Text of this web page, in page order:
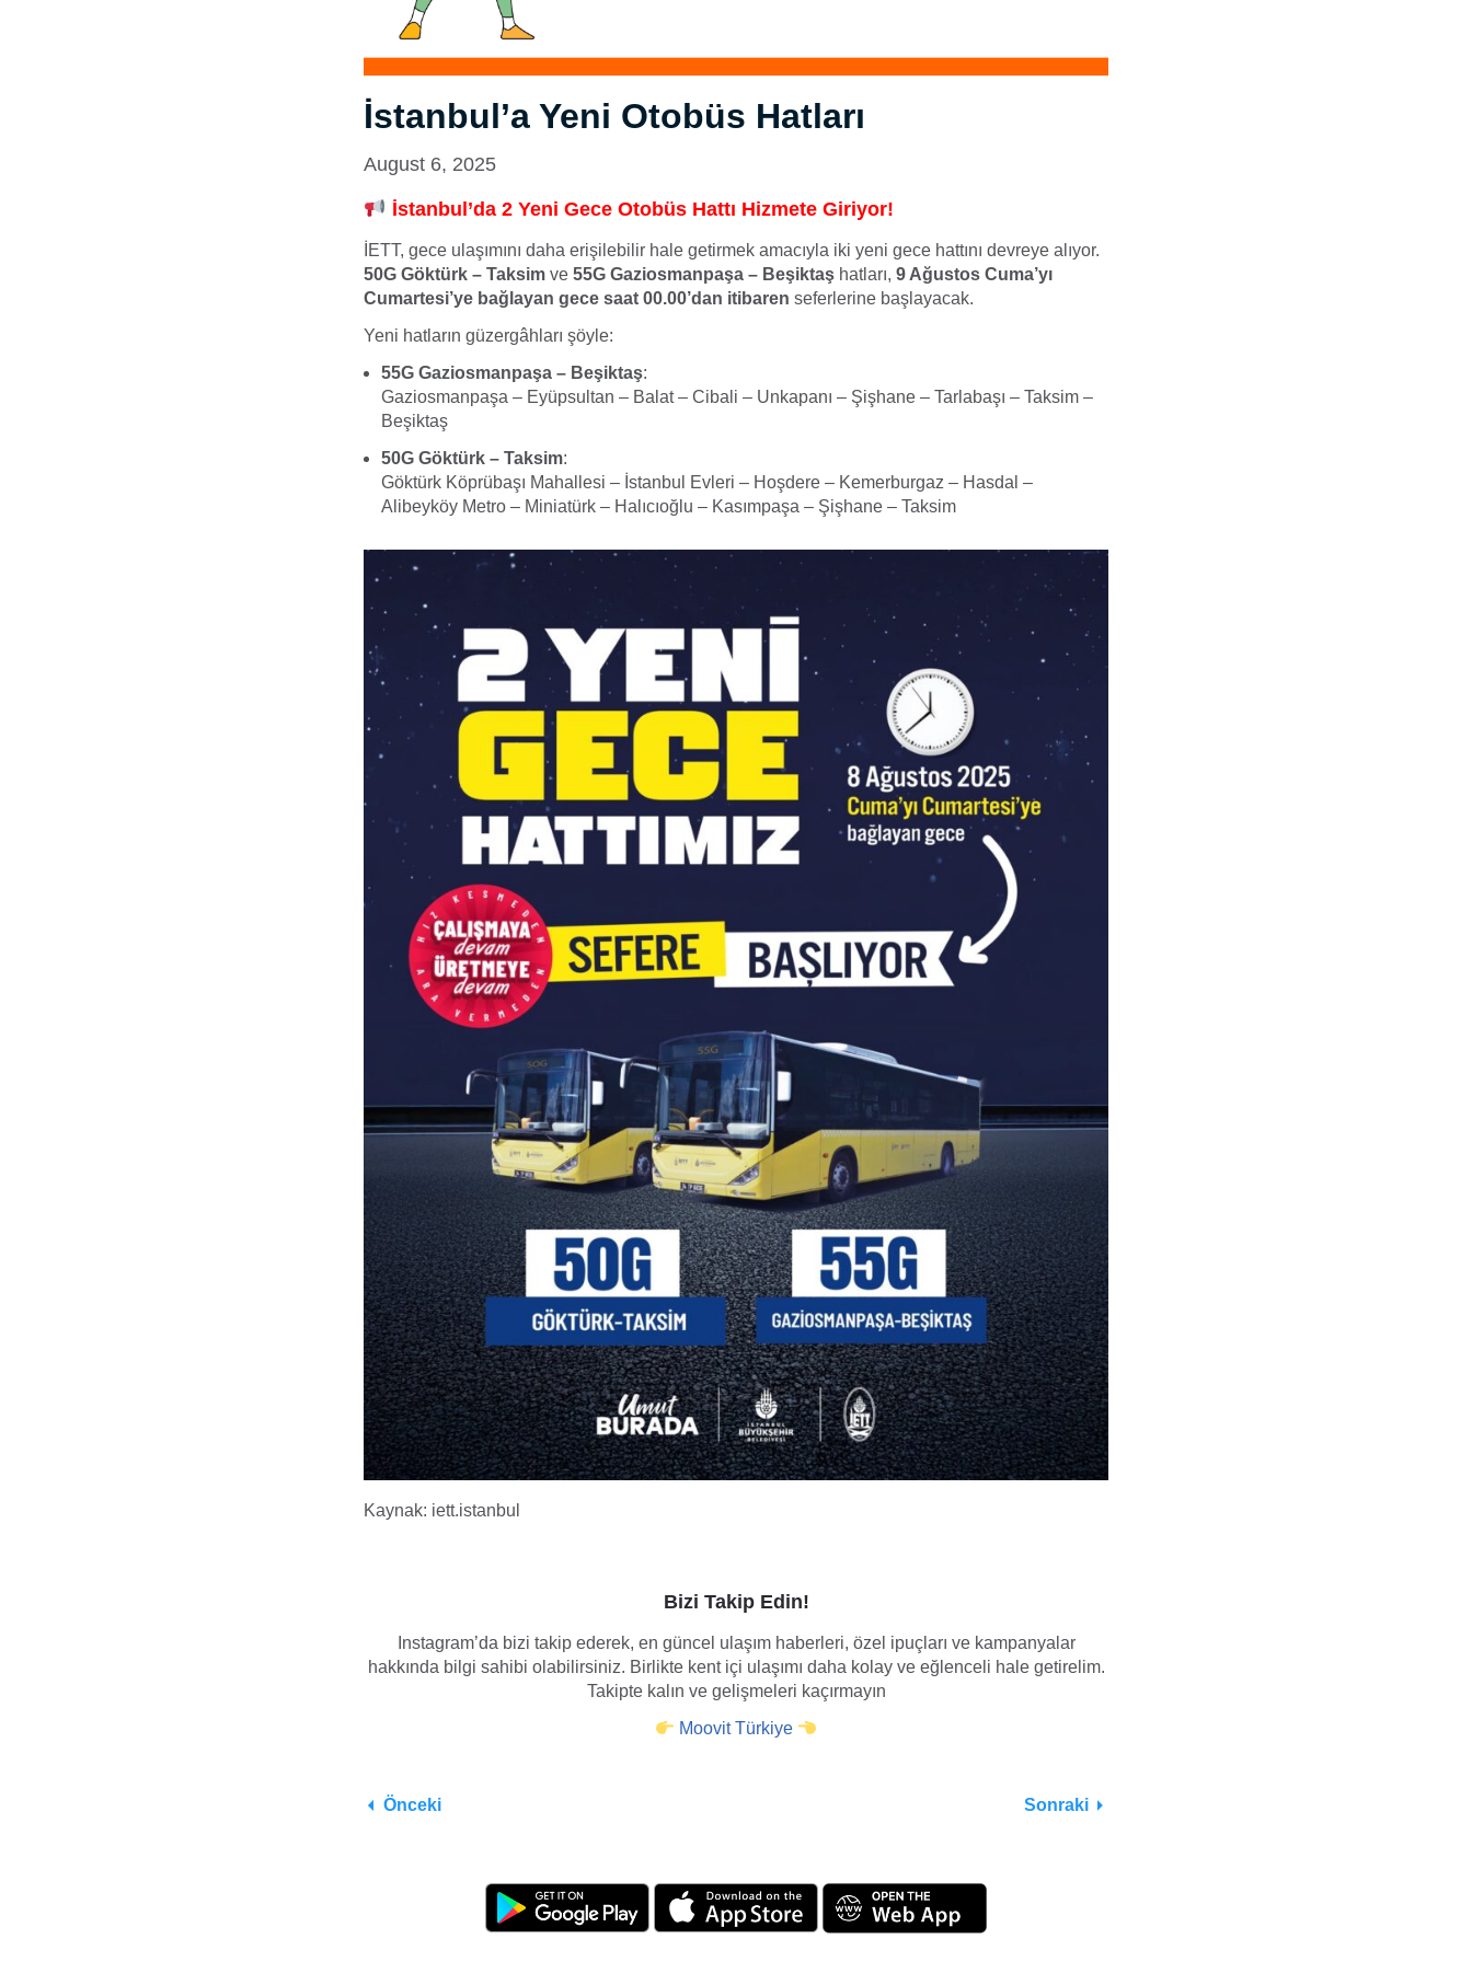
İstanbul’a Yeni Otobüs Hatları
August 6, 2025
İstanbul’da 2 Yeni Gece Otobüs Hattı Hizmete Giriyor!
İETT, gece ulaşımını daha erişilebilir hale getirmek amacıyla iki yeni gece hattını devreye alıyor.
50G Göktürk – Taksim ve 55G Gaziosmanpaşa – Beşiktaş hatları, 9 Ağustos Cuma’yı
Cumartesi’ye bağlayan gece saat 00.00’dan itibaren seferlerine başlayacak.
Yeni hatların güzergâhları şöyle:
55G Gaziosmanpaşa – Beşiktaş:
Gaziosmanpaşa – Eyüpsultan – Balat – Cibali – Unkapanı – Şişhane – Tarlabaşı – Taksim –
Beşiktaş
50G Göktürk – Taksim:
Göktürk Köprübaşı Mahallesi – İstanbul Evleri – Hoşdere – Kemerburgaz – Hasdal –
Alibeyköy Metro – Miniatürk – Halıcıoğlu – Kasımpaşa – Şişhane – Taksim
Kaynak: iett.istanbul
Bizi Takip Edin!
Instagram’da bizi takip ederek, en güncel ulaşım haberleri, özel ipuçları ve kampanyalar
hakkında bilgi sahibi olabilirsiniz. Birlikte kent içi ulaşımı daha kolay ve eğlenceli hale getirelim.
Takipte kalın ve gelişmeleri kaçırmayın
Moovit Türkiye
Önceki Sonraki